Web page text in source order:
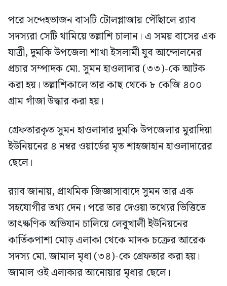
পরে সন্দেহভাজন বাসটি টোলপ্লাজায় পৌঁছালে র‍্যাব
সদস্যরা সেটি থামিয়ে তল্লাশি চালান। এ সময় বাসের এক
যাত্রী, দুমকি উপজেলা শাখা ইসলামী যুব আন্দোলনের
প্রচার সম্পাদক মো. সুমন হাওলাদার (৩৩)-কে আটক
করা হয়। তল্লাশিকালে তার কাছ থেকে ৮ কেজি ৪০০
গ্রাম গাঁজা উদ্ধার করা হয়।
গ্রেফতারকৃত সুমন হাওলাদার দুমকি উপজেলার মুরাদিয়া
ইউনিয়নের ৪ নম্বর ওয়ার্ডের মৃত শাহজাহান হাওলাদারের
ছেলে।
র‍্যাব জানায়, প্রাথমিক জিজ্ঞাসাবাদে সুমন তার এক
সহযোগীর তথ্য দেন। পরে তার দেওয়া তথ্যের ভিত্তিতে
তাৎক্ষণিক অভিযান চালিয়ে লেবুখালী ইউনিয়নের
কার্তিকপাশা মোড় এলাকা থেকে মাদক চক্রের আরেক
সদস্য মো. জামাল মৃধা (৩৪)-কে গ্রেফতার করা হয়।
জামাল ওই এলাকার আনোয়ার মৃধার ছেলে।